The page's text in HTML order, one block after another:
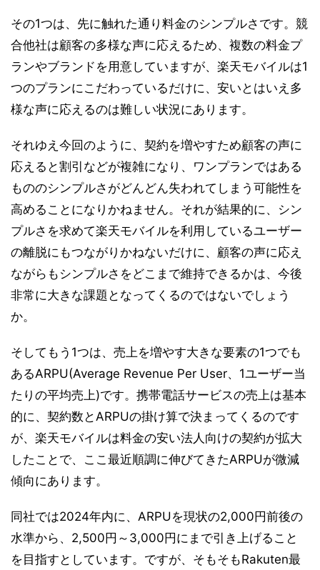
その1つは、先に触れた通り料金のシンプルさです。競
合他社は顧客の多様な声に応えるため、複数の料金プ
ランやブランドを用意していますが、楽天モバイルは1
つのプランにこだわっているだけに、安いとはいえ多
様な声に応えるのは難しい状況にあります。
それゆえ今回のように、契約を増やすため顧客の声に
応えると割引などが複雑になり、ワンプランではある
もののシンプルさがどんどん失われてしまう可能性を
高めることになりかねません。それが結果的に、シン
プルさを求めて楽天モバイルを利用しているユーザー
の離脱にもつながりかねないだけに、顧客の声に応え
ながらもシンプルさをどこまで維持できるかは、今後
非常に大きな課題となってくるのではないでしょう
か。
そしてもう1つは、売上を増やす大きな要素の1つでも
あるARPU(Average Revenue Per User、1ユーザー当
たりの平均売上)です。携帯電話サービスの売上は基本
的に、契約数とARPUの掛け算で決まってくるのです
が、楽天モバイルは料金の安い法人向けの契約が拡大
したことで、ここ最近順調に伸びてきたARPUが微減
傾向にあります。
同社では2024年内に、ARPUを現状の2,000円前後の
水準から、2,500円～3,000円にまで引き上げること
を目指すとしています。ですが、そもそもRakuten最